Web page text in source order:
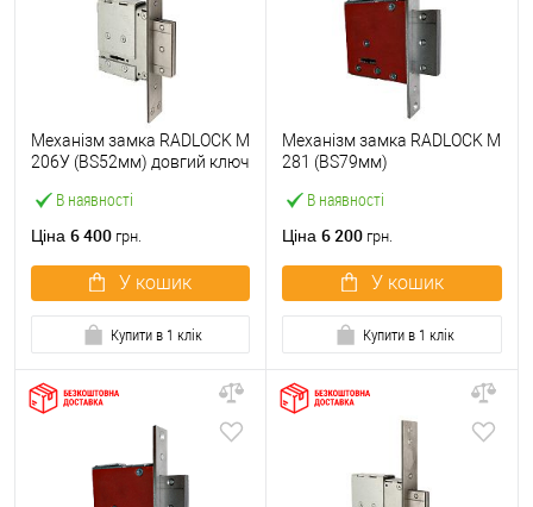
В наявності
Механізм замка RADLOCK M
206У (BS52мм) довгий ключ
Ціна 6 400 грн.
У кошик
Купити в 1 клік
В наявності
Механізм замка RADLOCK M
281 (BS79мм)
Ціна 6 200 грн.
У кошик
Купити в 1 клік